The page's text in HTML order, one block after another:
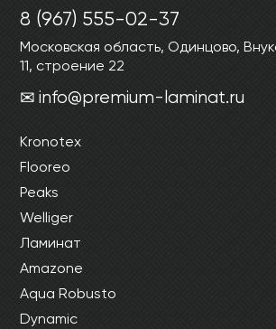
ОТПРАВИТЬ
Ваши данные не будут переданы
Ваши данные не будут переданы
лицам
Ваши данные не будут переданы
лицам
8 (967) 555-02-37
Московская область, Одинцово,
11, строение 22
info@premium-laminat.ru
Kronotex
Flooreo
Peaks
Welliger
Ламинат
Amazone
Aqua Robusto
Dynamic